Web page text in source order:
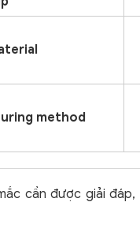
method
cần được giải